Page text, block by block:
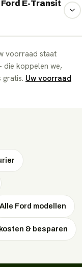
af van de
aanbetaling en
E-Transit
Lease. Bij
all-in vast
zijn zakelijke
het voordeligst
adviseert
prijs.
voorraad staat
koppelen we,
gratis. Uw voorraad
Alle Ford modellen
& besparen